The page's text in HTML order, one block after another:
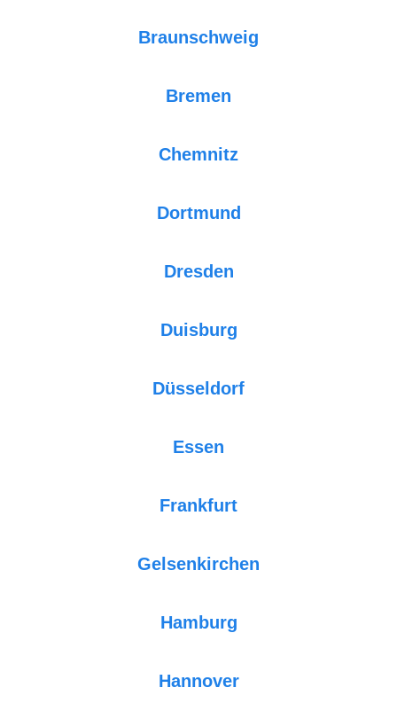
Braunschweig
Bremen
Chemnitz
Dortmund
Dresden
Duisburg
Düsseldorf
Essen
Frankfurt
Gelsenkirchen
Hamburg
Hannover